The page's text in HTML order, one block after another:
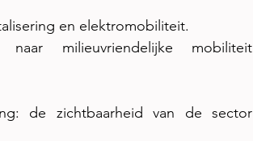
en elektromobiliteit.
milieuvriendelijke mobiliteit
de zichtbaarheid van de sector